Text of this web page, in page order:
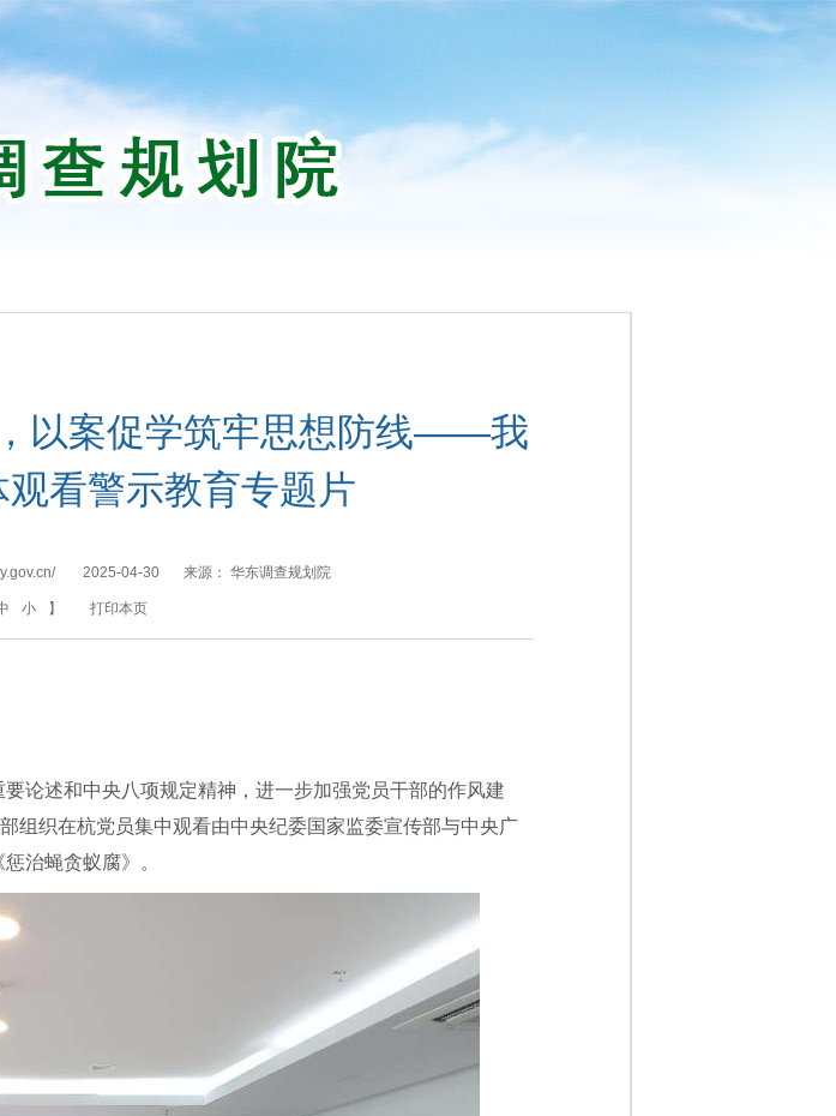
以案促学筑牢思想防线——我
看警示教育专题片
2025-04-30 来源： 华东调查规划院
小 】 打印本页
论述和中央八项规定精神，进一步加强党员干部的作风建
组织在杭党员集中观看由中央纪委国家监委宣传部与中央广
治蝇贪蚁腐》。